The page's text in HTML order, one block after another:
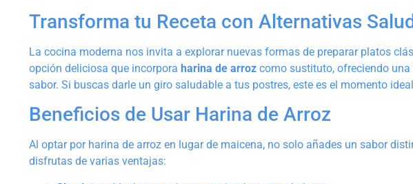
Transforma tu Receta con Alternativas
La cocina moderna nos invita a explorar nuevas formas de preparar platos
opción deliciosa que incorpora harina de arroz como sustituto, ofreciendo
sabor. Si buscas darle un giro saludable a tus postres, este es el momento
Beneficios de Usar Harina de Arroz
Al optar por harina de arroz en lugar de maicena, no solo añades un sabor
disfrutas de varias ventajas: